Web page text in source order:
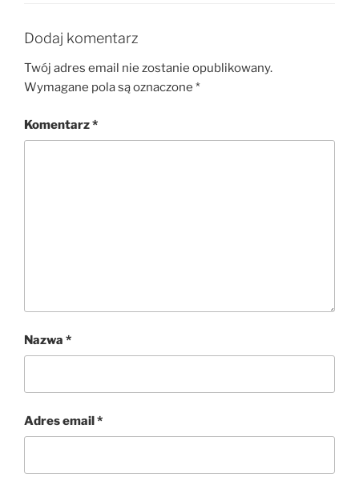
Dodaj komentarz
Twój adres email nie zostanie opublikowany.
Wymagane pola są oznaczone *
Komentarz*
Nazwa *
Adres email*